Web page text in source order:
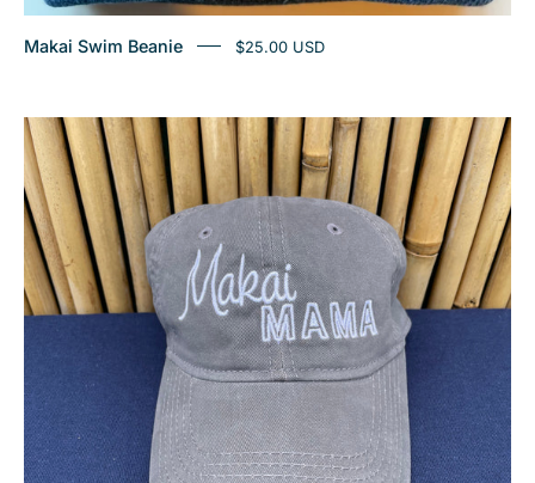
Makai Swim Beanie $25.00 USD
Sombrero
mamá
MAKAI